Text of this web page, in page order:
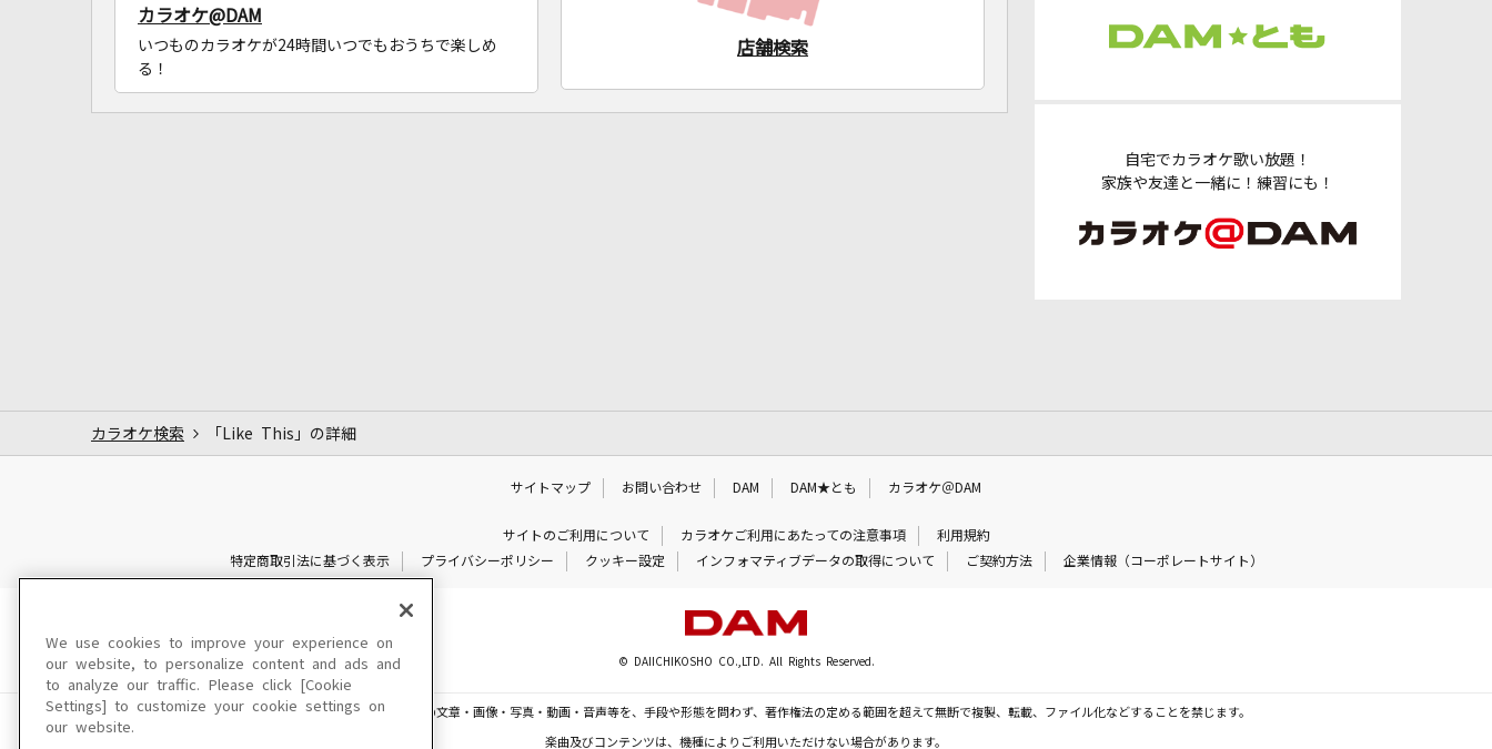
自宅でカラオケ歌い放題！
家族や友達と一緒に！練習にも！
カラオケ@DAM
いつものカラオケが24時間いつでもおうちで楽しめ
る！
店舗検索
カラオケ検索 「Like This」の詳細
サイトマップ お問い合わせ DAM DAM★とも カラオケ＠DAM
サイトのご利用について カラオケご利用にあたっての注意事項
利用規約
特定商取引法に基づく表示
プライバシーポリシー クッキー設定 インフォマティブデータの取得について ご契約方法 企業情報（コーポレートサイト）
© DAIICHIKOSHO CO.,LTD. All Rights Reserved.
このサイトに掲載されている一切の文章・画像・写真・動画・音声等を、手段や形態を問わず、著作権法の定める範囲を超えて無断で複製、転載、ファイル化などすることを禁じます。
楽曲及びコンテンツは、機種によりご利用いただけない場合があります。
We use cookies to improve your experience on
our website, to personalize content and ads and
to analyze our traffic. Please click [Cookie
Settings] to customize your cookie settings on
our website.